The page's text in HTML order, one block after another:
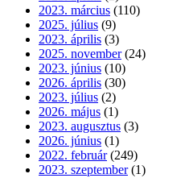
2023. március (110)
2025. július (9)
2023. április (3)
2025. november (24)
2023. június (10)
2026. április (30)
2023. július (2)
2026. május (1)
2023. augusztus (3)
2026. június (1)
2022. február (249)
2023. szeptember (1)